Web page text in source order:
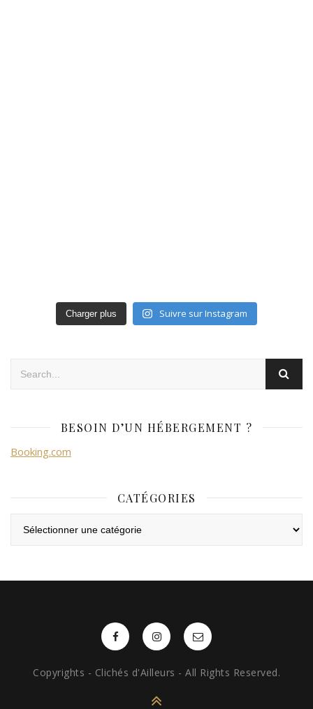
Charger plus Suivre sur Instagram
BESOIN D’UN HÉBERGEMENT ?
Booking.com
CATÉGORIES
Copyrights - Clichés d'Ailleurs - All Rights Reserved.